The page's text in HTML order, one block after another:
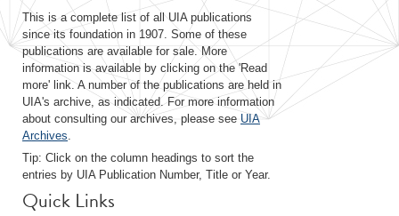
This is a complete list of all UIA publications
since its foundation in 1907. Some of these
publications are available for sale. More
information is available by clicking on the 'Read
more' link. A number of the publications are held in
UIA's archive, as indicated. For more information
about consulting our archives, please see UIA
Archives.
Tip: Click on the column headings to sort the
entries by UIA Publication Number, Title or Year.
Quick Links